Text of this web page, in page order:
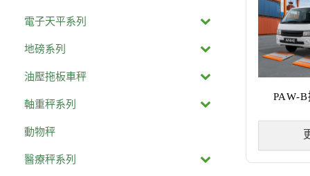
PAW-
電子天平系列
地磅系列
油壓拖板車秤
軸重秤系列
動物秤
醫療秤系列